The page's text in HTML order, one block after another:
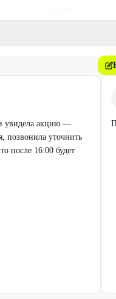
увидела акцию —
позвонила уточнить
после 16:00 будет